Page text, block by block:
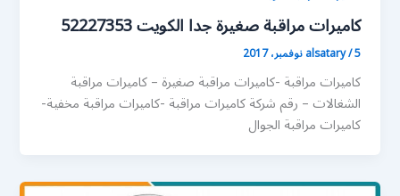
كاميرات مراقبة صغيرة جدا الكويت 52227353
alsatary/5 نوفمبر، 2017
كاميرات مراقبة -كاميرات مراقبة صغيرة – كاميرات مراقبة
الشغالات – رقم شركة كاميرات مراقبة -كاميرات مراقبة مخفية-
كاميرات مراقبة الجوال